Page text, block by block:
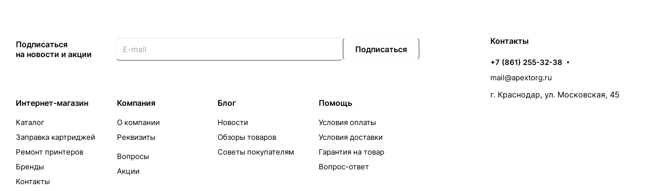
Подписаться
на новости и акции
Подписаться
Интернет-магазин
Каталог
Заправка картриджей
Ремонт принтеров
Бренды
Контакты
Компания
О компании
Реквизиты
Вопросы
Акции
Блог
Новости
Обзоры товаров
Советы покупателям
Помощь
Условия оплаты
Условия доставки
Гарантия на товар
Вопрос-ответ
Контакты
+7 (861) 255-32-38
mail@apextorg.ru
г. Краснодар, ул. Московская, 45